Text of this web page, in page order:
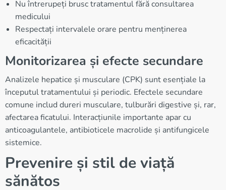
Nu întrerupeți brusc tratamentul fără consultarea
medicului
Respectați intervalele orare pentru menținerea
eficacității
Monitorizarea și efecte secundare
Analizele hepatice și musculare (CPK) sunt esențiale la
începutul tratamentului și periodic. Efectele secundare
comune includ dureri musculare, tulburări digestive și, rar,
afectarea ficatului. Interacțiunile importante apar cu
anticoagulantele, antibioticele macrolide și antifungicele
sistemice.
Prevenire și stil de viață
sănătos